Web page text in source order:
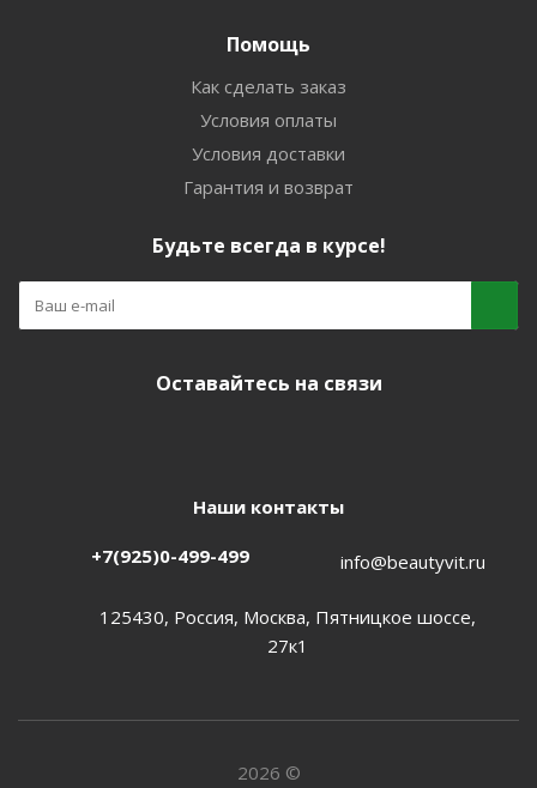
Помощь
Как сделать заказ
Условия оплаты
Условия доставки
Гарантия и возврат
Будьте всегда в курсе!
Оставайтесь на связи
Наши контакты
+7(925)0-499-499 info@beautyvit.ru
125430, Россия, Москва, Пятницкое шоссе,
27к1
2026 ©